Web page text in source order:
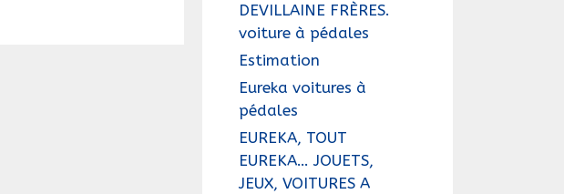
DEVILLAINE FRÈRES.
voiture à pédales
Estimation
Eureka voitures à
pédales
EUREKA, TOUT
EUREKA… JOUETS,
JEUX, VOITURES A